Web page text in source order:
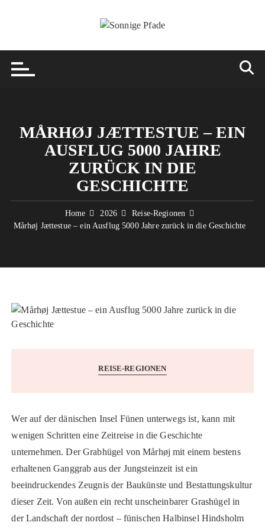
MÅRHØJ JÆTTESTUE – EIN
AUSFLUG 5000 JAHRE
ZURÜCK IN DIE
GESCHICHTE
Home 2026
Reise-Regionen
Mårhøj Jættestue – ein Ausflug 5000 Jahre zurück in die Geschichte
REISE-REGIONEN
Wer auf der dänischen Insel Fünen unterwegs ist, kann mit
wenigen Schritten eine Zeitreise in die Geschichte
unternehmen. Der Grabhügel von Mårhøj mit einem bestens
erhaltenen Ganggrab aus der Jungsteinzeit ist ein
beeindruckendes Zeugnis der Baukünste und Bestattungskultur
dieser Zeit. Von außen ein recht unscheinbarer Grashügel in
der Landschaft der nordost – fünischen Halbinsel Hindsholm